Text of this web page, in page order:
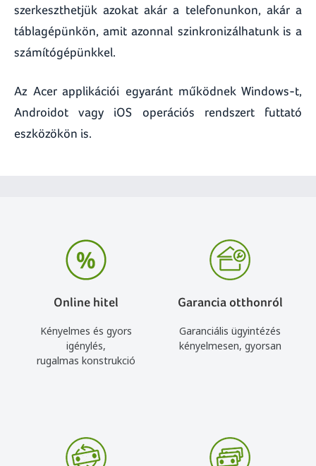
szerkeszthetjük azokat akár a telefonunkon, akár a
táblagépünkön, amit azonnal szinkronizálhatunk is a
számítógépünkkel.
Az Acer applikációi egyaránt működnek Windows-t,
Androidot vagy iOS operációs rendszert futtató
eszközökön is.
Online hitel
Kényelmes és gyors
igénylés,
rugalmas konstrukció
Garancia otthonról
Garanciális ügyintézés
kényelmesen, gyorsan